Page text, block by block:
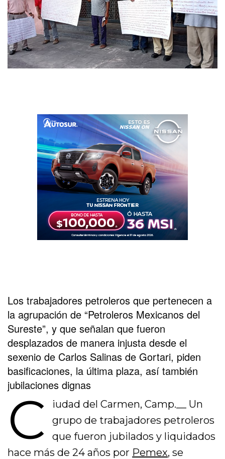
Los trabajadores petroleros que pertenecen a
la agrupación de “Petroleros Mexicanos del
Sureste”, y que señalan que fueron
desplazados de manera injusta desde el
sexenio de Carlos Salinas de Gortari, piden
basificaciones, la última plaza, así también
jubilaciones dignas
C
iudad del Carmen, Camp.__ Un
grupo de trabajadores petroleros
que fueron jubilados y liquidados
hace más de 24 años por Pemex, se